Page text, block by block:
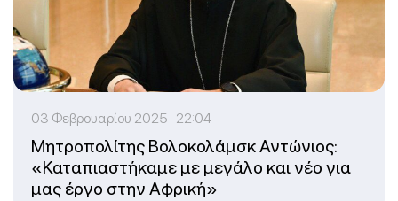
03 Φεβρουαρίου 2025 22:04
Μητροπολίτης Βολοκολάμσκ Αντώνιος:
«Καταπιαστήκαμε με μεγάλο και νέο για
μας έργο στην Αφρική»